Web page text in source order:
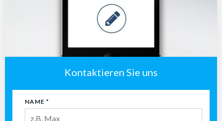
Kontaktieren Sie uns
NAME *